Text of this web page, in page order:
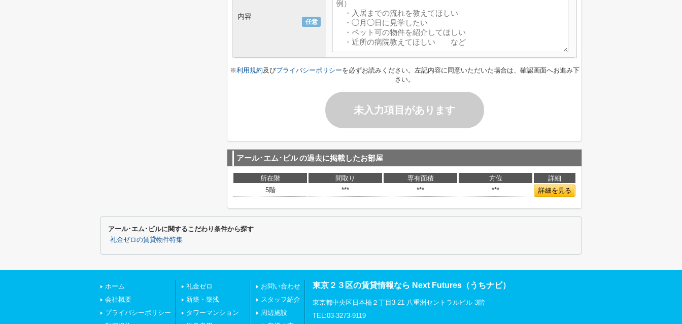
任意
内容
※利用規約及びプライバシーポリシーを必ずお読みください。左記内容に同意いただいた場合は、確認画面へお進み下
さい。
未入力項目があります
アール･エム･ビルの過去に掲載したお部屋
所在階 間取り 専有面積 方位
詳細
5階
*** *** *** 詳細を見る
アール･エム･ビルに関するこだわり条件から探す
礼金ゼロの賃貸物件特集
ホーム
会社概要
プライバシーポリシー
礼金ゼロ
新築・築浅
タワーマンション
お問い合わせ
スタッフ紹介
周辺施設
東京２３区の賃貸情報なら Next Futures（うちナビ）
東京都中央区日本橋２丁目3-21 八重洲セントラルビル 3階
TEL:03-3273-9119